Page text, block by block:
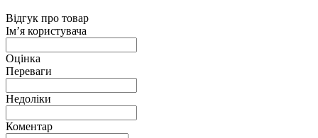
Відгук про товар
Ім’я користувача
Оцінка
Переваги
Недоліки
Коментар